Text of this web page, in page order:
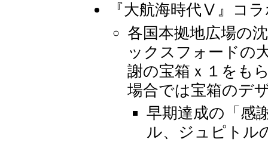
『大航海時代Ⅴ』コ
各国本拠地広場の
ックスフォードの
謝の宝箱ｘ１をも
場合では宝箱のデ
早期達成の「感
ル、ジュピトル